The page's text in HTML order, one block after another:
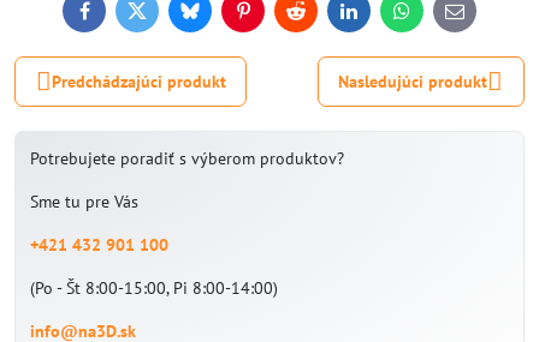
FacebookTwitterBlueskyPinterestReddit LinkedInWhatsApp
E-
mail
Predchádzajúci produkt Nasledujúci produkt
Potrebujete poradiť s výberom produktov?
Sme tu pre Vás
+421 432 901 100
(Po - Št 8:00-15:00, Pi 8:00-14:00)
info@na3D.sk